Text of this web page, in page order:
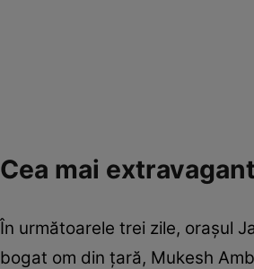
Cea mai
În următoarele trei zile, orașul
bogat om din țară, Mukesh